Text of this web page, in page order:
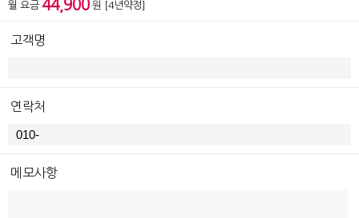
월 요금 44,900 원 [4년약정]
고객명
연락처
메모사항